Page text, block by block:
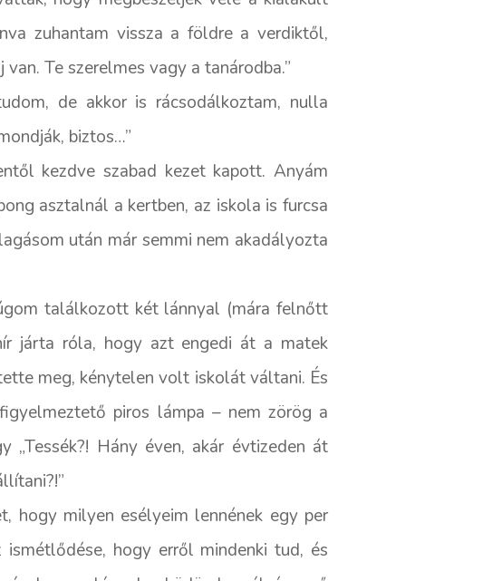
zuhantam vissza a földre a verdiktől,
Te szerelmes vagy a tanárodba.”
de akkor is rácsodálkoztam, nulla
biztos…”
kezdve szabad kezet kapott. Anyám
asztalnál a kertben, az iskola is furcsa
után már semmi nem akadályozta
találkozott két lánnyal (mára felnőtt
járta róla, hogy azt engedi át a matek
meg, kénytelen volt iskolát váltani. És
piros lámpa – nem zörög a
Hány éven, akár évtizeden át
hogy milyen esélyeim lennének egy per
hogy erről mindenki tud, és